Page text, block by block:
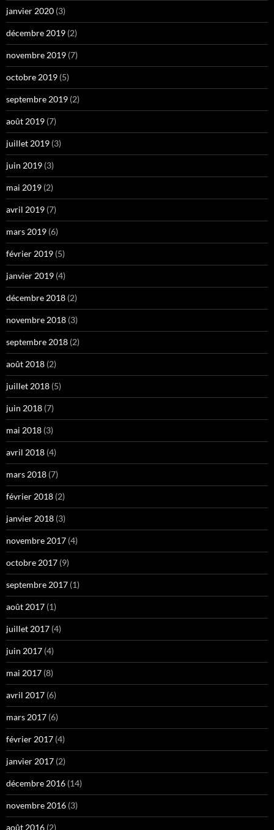
janvier 2020 (3)
décembre 2019 (2)
novembre 2019 (7)
octobre 2019 (5)
septembre 2019 (2)
août 2019 (7)
juillet 2019 (3)
juin 2019 (3)
mai 2019 (2)
avril 2019 (7)
mars 2019 (6)
février 2019 (5)
janvier 2019 (4)
décembre 2018 (2)
novembre 2018 (3)
septembre 2018 (2)
août 2018 (2)
juillet 2018 (5)
juin 2018 (7)
mai 2018 (3)
avril 2018 (4)
mars 2018 (7)
février 2018 (2)
janvier 2018 (3)
novembre 2017 (4)
octobre 2017 (9)
septembre 2017 (1)
août 2017 (1)
juillet 2017 (4)
juin 2017 (4)
mai 2017 (8)
avril 2017 (6)
mars 2017 (6)
février 2017 (4)
janvier 2017 (2)
décembre 2016 (14)
novembre 2016 (3)
août 2016 (2)